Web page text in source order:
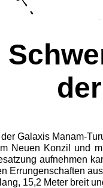
Galaxis Manam-
Neuen Konzil und
aufnehmen
Errungenschaften
15,2 Meter breit